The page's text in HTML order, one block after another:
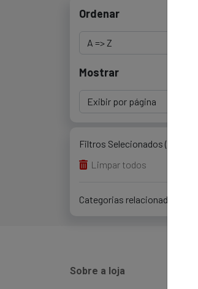
Ordenar
Mostrar
Filtros Selecionados (0)
Limpar todos
Categorias relacionadas (0)
Sobre a loja